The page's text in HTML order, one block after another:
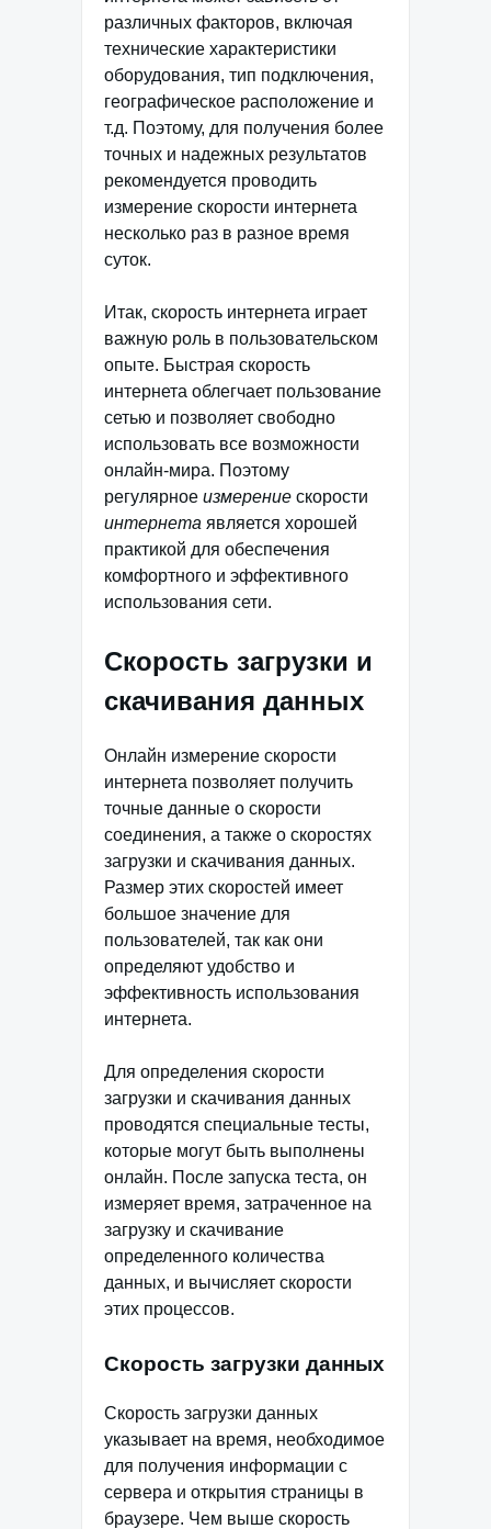
различных факторов, включая
технические характеристики
оборудования, тип подключения,
географическое расположение и
т.д. Поэтому, для получения более
точных и надежных результатов
рекомендуется проводить
измерение скорости интернета
несколько раз в разное время
суток.
Итак, скорость интернета играет
важную роль в пользовательском
опыте. Быстрая скорость
интернета облегчает пользование
сетью и позволяет свободно
использовать все возможности
онлайн-мира. Поэтому
регулярное измерение скорости
интернета является хорошей
практикой для обеспечения
комфортного и эффективного
использования сети.
Скорость загрузки и
скачивания данных
Онлайн измерение скорости
интернета позволяет получить
точные данные о скорости
соединения, а также о скоростях
загрузки и скачивания данных.
Размер этих скоростей имеет
большое значение для
пользователей, так как они
определяют удобство и
эффективность использования
интернета.
Для определения скорости
загрузки и скачивания данных
проводятся специальные тесты,
которые могут быть выполнены
онлайн. После запуска теста, он
измеряет время, затраченное на
загрузку и скачивание
определенного количества
данных, и вычисляет скорости
этих процессов.
Скорость загрузки данных
Скорость загрузки данных
указывает на время, необходимое
для получения информации с
сервера и открытия страницы в
браузере. Чем выше скорость